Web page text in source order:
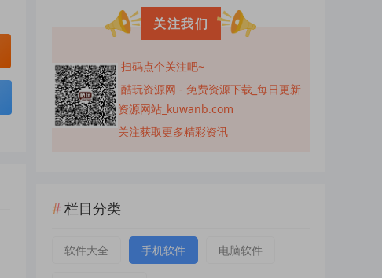
关注我们
扫码点个关注吧~
酷玩资源网 - 免费资源下载_每日更新
资源网站_kuwanb.com
关注获取更多精彩资讯
栏目分类
软件大全 手机软件 电脑软件